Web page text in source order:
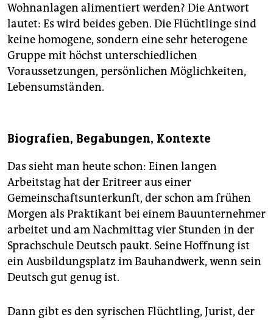
Wohnanlagen alimentiert werden? Die Antwort
lautet: Es wird beides geben. Die Flüchtlinge sind
keine homogene, sondern eine sehr heterogene
Gruppe mit höchst unterschiedlichen
Voraussetzungen, persönlichen Möglichkeiten,
Lebensumständen.
Biografien, Begabungen, Kontexte
Das sieht man heute schon: Einen langen
Arbeitstag hat der Eritreer aus einer
Gemeinschaftsunterkunft, der schon am frühen
Morgen als Praktikant bei einem Bauunternehmer
arbeitet und am Nachmittag vier Stunden in der
Sprachschule Deutsch paukt. Seine Hoffnung ist
ein Ausbildungsplatz im Bauhandwerk, wenn sein
Deutsch gut genug ist.
Dann gibt es den syrischen Flüchtling, Jurist, der